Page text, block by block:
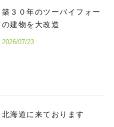
築３０年のツーバイフォー
の建物を大改造
2026/07/23
北海道に来ております